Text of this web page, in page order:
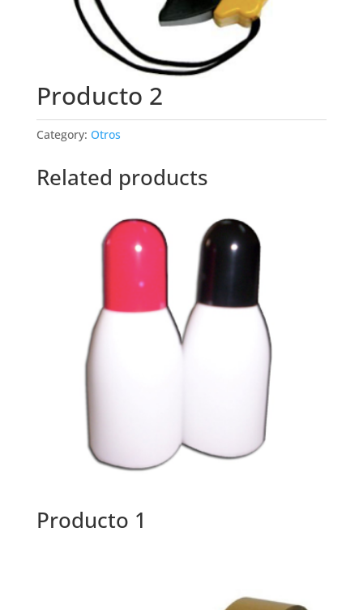
Producto 2
Category: Otros
Related products
Producto 1